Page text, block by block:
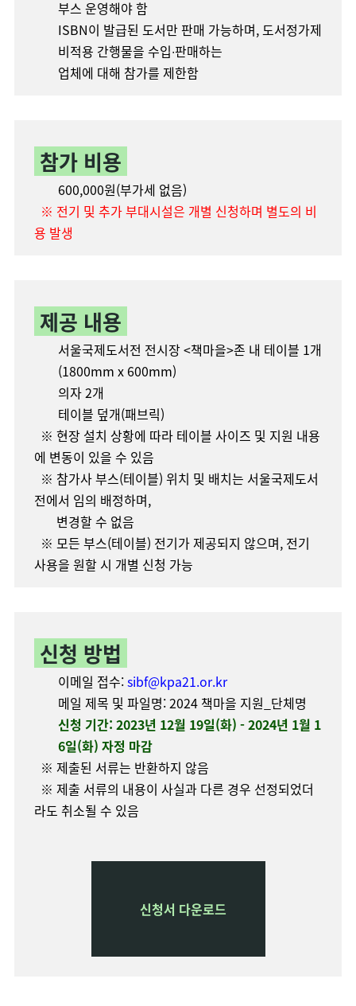
부스 운영해야 함
ISBN이 발급된 도서만 판매 가능하며, 도서정가제
비적용 간행물을 수입∙판매하는
업체에 대해 참가를 제한함
참가 비용
600,000원(부가세 없음)
※ 전기 및 추가 부대시설은 개별 신청하며 별도의 비
용 발생
제공 내용
서울국제도서전 전시장 <책마을>존 내 테이블 1개
(1800mm x 600mm)
의자 2개
테이블 덮개(패브릭)
※ 현장 설치 상황에 따라 테이블 사이즈 및 지원 내용
에 변동이 있을 수 있음
※ 참가사 부스(테이블) 위치 및 배치는 서울국제도서
전에서 임의 배정하며,
변경할 수 없음
※ 모든 부스(테이블) 전기가 제공되지 않으며, 전기
사용을 원할 시 개별 신청 가능
신청 방법
이메일 접수:sibf@kpa21.or.kr
메일 제목 및 파일명: 2024 책마을 지원_단체명
신청 기간: 2023년 12월 19일(화) - 2024년 1월 1
6일(화) 자정 마감
※ 제출된 서류는 반환하지 않음
※ 제출 서류의 내용이 사실과 다른 경우 선정되었더
라도 취소될 수 있음
신청서 다운로드